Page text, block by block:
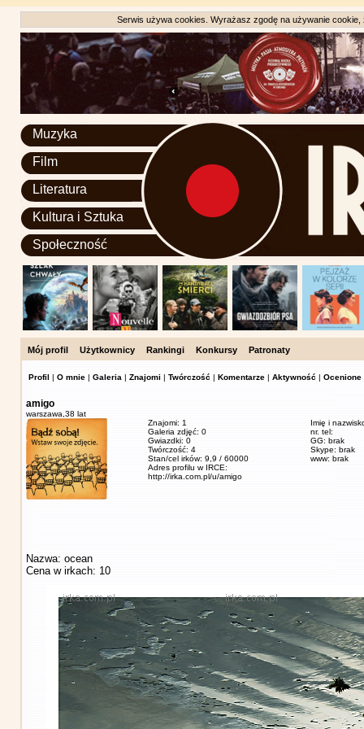
Serwis używa cookies. Wyrażasz zgodę na używanie
Muzyka
Film
Literatura
Kultura i Sztuka
Społeczność
Mój profil Użytkownicy Rankingi Konkursy Patronaty
Profil | O mnie | Galeria | Znajomi | Twórczość | Komentarze | Aktywność | Ocenione
amigo
warszawa, 38 lat
Znajomi: 1
Galeria zdjęć: 0
Gwiazdki: 0
Twórczość: 4
Stan/cel irków: 9,9 / 60000
Adres profilu w IRCE:
http://irka.com.pl/u/amigo
Imię i
nr. tel:
GG: brak
Skype: brak
www: brak
Nazwa: ocean
Cena w irkach: 10